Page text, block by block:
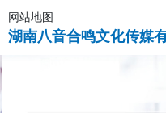
网站地图
湖南八音合鸣文化传媒